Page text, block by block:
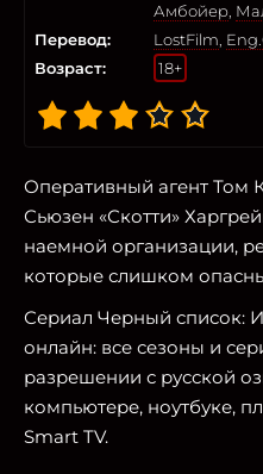
Амбойер
Перевод:
LostFilm
Возраст:
18+
Оперативный агент Том
Сьюзен «Скотти»
наемной организации,
которые слишком
Сериал Черный список:
онлайн: все сезоны и
разрешении с русской
компьютере, ноутбуке,
Smart TV.